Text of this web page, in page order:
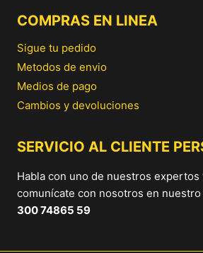
COMPRAS EN LINEA
Sigue tu pedido
Metodos de envio
Medios de pago
Cambios y devoluciones
SERVICIO AL CLIENTE
Habla con uno de nuestros expertos
comunícate con nosotros en nuestro
300 74865 59